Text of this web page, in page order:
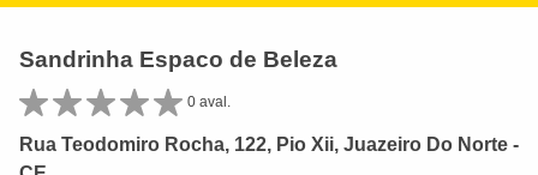
Sandrinha Espaco de Beleza
0 aval.
Rua Teodomiro Rocha, 122, Pio Xii, Juazeiro Do Norte -